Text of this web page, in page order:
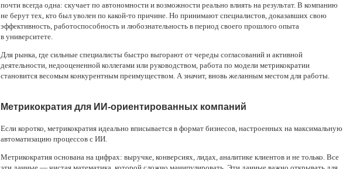
почти всегда одна: скучает по автономности и возможности реально влиять на результат. В компанию
не берут тех, кто был уволен по какой-то причине. Но принимают специалистов, доказавших свою
эффективность, работоспособность и любознательность в период своего прошлого опыта
в университете.
Для рынка, где сильные специалисты быстро выгорают от череды согласований и активной
деятельности, недооцененной коллегами или руководством, работа по модели метрикократии
становится весомым конкурентным преимуществом. А значит, вновь желанным местом для работы.
Метрикократия для ИИ-ориентированных компаний
Если коротко, метрикократия идеально вписывается в формат бизнесов, настроенных на максимальную
автоматизацию процессов с ИИ.
Метрикократия основана на цифрах: выручке, конверсиях, лидах, аналитике клиентов и не только. Все